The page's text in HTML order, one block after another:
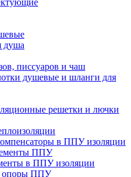
душа
писсуаров и чаш
душевые и шланги для
решетки и лючки
в ППУ изоляции
ППУ
в ППУ изоляции
опоры ППУ